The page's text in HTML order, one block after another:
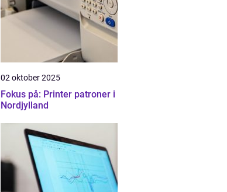
02 oktober 2025
Fokus på: Printer patroner i
Nordjylland